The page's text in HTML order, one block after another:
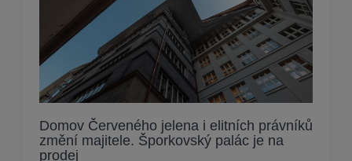
Domov Červeného jelena i elitních právníků
změní majitele. Šporkovský palác je na
prodej